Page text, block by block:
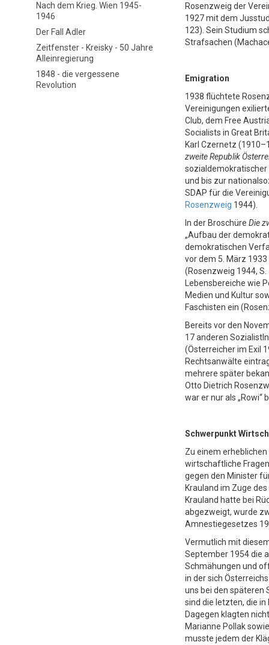
Nach dem Krieg. Wien 1945-
1946
Der Fall Adler
Zeitfenster - Kreisky - 50 Jahre
Alleinregierung
1848 - die vergessene
Revolution
Rosenzweig der
1927 mit dem
123). Sein Studium
Strafsachen
Emigration
1938 flüchtete
Vereinigungen
Club, dem Free
Socialists in Great
Karl Czernetz
zweite Republik
sozialdemokratischer
und bis zur
SDAP für die
Rosenzweig 1944).
In der Broschüre Die
„Aufbau der
demokratischen
vor dem 5. März
(Rosenzweig 1944,
Lebensbereiche wie
Medien und Kultur
Faschisten ein
Bereits vor den
17 anderen
(Österreicher im Exil
Rechtsanwälte
mehrere später
Otto Dietrich
war er nur als „Rowi“
Schwerpunkt
Zu einem
wirtschaftliche
gegen den Minister
Krauland im Zuge
Krauland hatte bei
abgezweigt, wurde
Amnestiegesetzes
Vermutlich mit
September 1954 die
Schmähungen und
in der sich
uns bei den späteren
sind die letzten, die
Dagegen klagten
Marianne Pollak
musste jedem der